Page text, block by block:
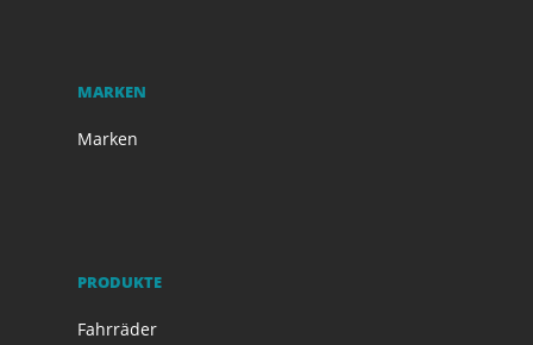
MARKEN
Marken
PRODUKTE
Fahrräder